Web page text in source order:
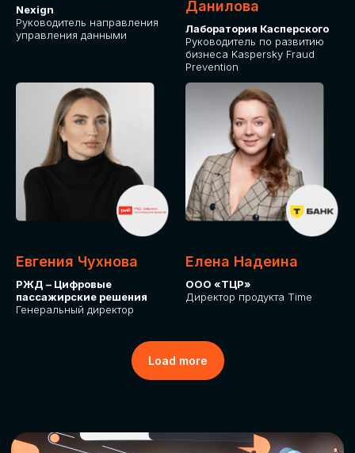
Nexign
Руководитель направления
управления данными
Данилова
Лаборатория Касперского
Руководитель по развитию
бизнеса Kaspersky Fraud
Prevention
Евгения Чухнова
РЖД – Цифровые
пассажирские решения
Генеральный директор
Елена Надеина
ООО «ТЦР»
Директор продукта Time
Load more
ПРИОБРЕСТИ БИЛЕТ